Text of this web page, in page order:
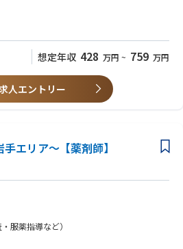
とで共通のため、ストレスなくお仕事が可
想定年収 428 万円 ~ 759 万円
人エントリー
エリア～【薬剤師】
服薬指導など）